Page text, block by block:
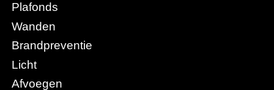
Plafonds
Wanden
Brandpreventie
Licht
Afvoegen